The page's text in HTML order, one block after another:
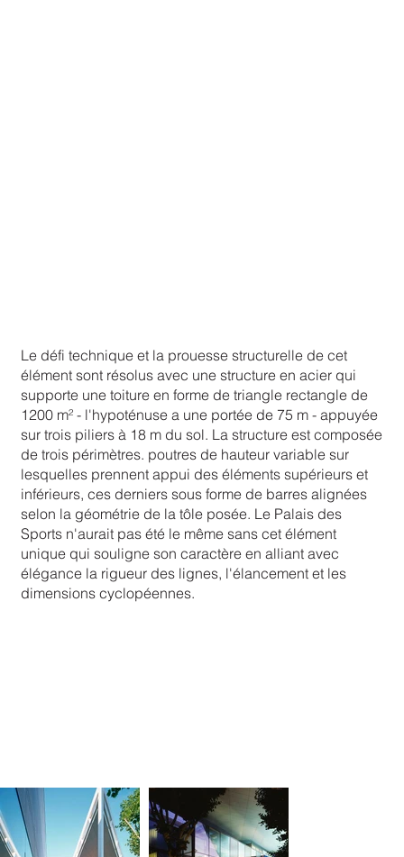
Le défi technique et la prouesse structurelle de cet
élément sont résolus avec une structure en acier qui
supporte une toiture en forme de triangle rectangle de
1200 m² - l'hypoténuse a une portée de 75 m - appuyée
sur trois piliers à 18 m du sol. La structure est composée
de trois périmètres. poutres de hauteur variable sur
lesquelles prennent appui des éléments supérieurs et
inférieurs, ces derniers sous forme de barres alignées
selon la géométrie de la tôle posée. Le Palais des
Sports n'aurait pas été le même sans cet élément
unique qui souligne son caractère en alliant avec
élégance la rigueur des lignes, l'élancement et les
dimensions cyclopéennes.